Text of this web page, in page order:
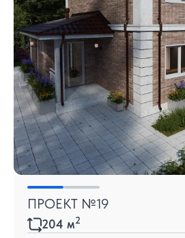
ПРОЕКТ №19
204 м2